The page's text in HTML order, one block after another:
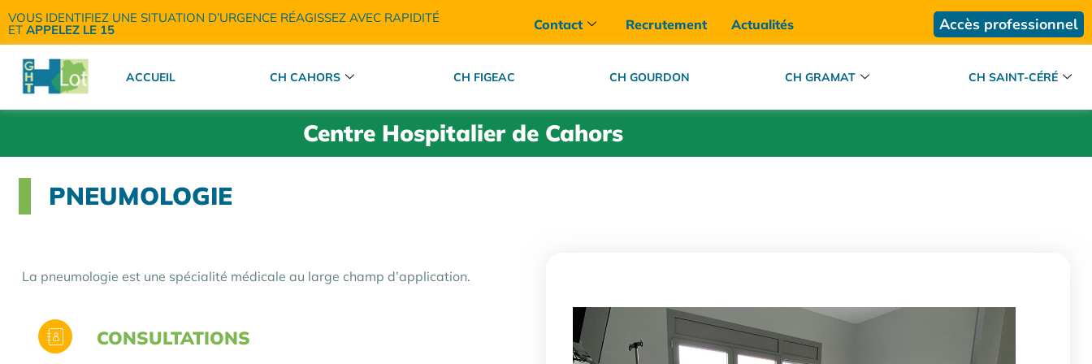
VOUS IDENTIFIEZ UNE SITUATION D’URGENCE RÉAGISSEZ AVEC RAPIDITÉ
ET APPELEZ LE 15 Contact Recrutement Actualités Accès professionnel
ACCUEIL CH CAHORS CH FIGEAC CH GOURDON CH GRAMAT CH SAINT-CÉRÉ
Centre Hospitalier de Cahors
PNEUMOLOGIE
La pneumologie est une spécialité médicale au large champ d’application.
CONSULTATIONS